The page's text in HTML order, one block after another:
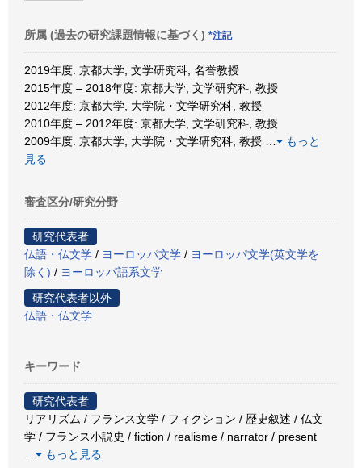
所属 (過去の研究課題情報に基づく) *注記
2019年度: 京都大学, 文学研究科, 名誉教授
2015年度 – 2018年度: 京都大学, 文学研究科, 教授
2012年度: 京都大学, 大学院・文学研究科, 教授
2010年度 – 2012年度: 京都大学, 文学研究科, 教授
2009年度: 京都大学, 大学院・文学研究科, 教授
もっと
見る
審査区分/研究分野
研究代表者
仏語・仏文学 / ヨーロッパ文学 / ヨーロッパ文学(英文学を
除く) / ヨーロッパ語系文学
研究代表者以外
仏語・仏文学
キーワード
研究代表者
リアリズム / フランス文学 / フィクション / 歴史叙述 / 仏文
学 / フランス小説史 / fiction / realisme / narrator / present
もっと見る